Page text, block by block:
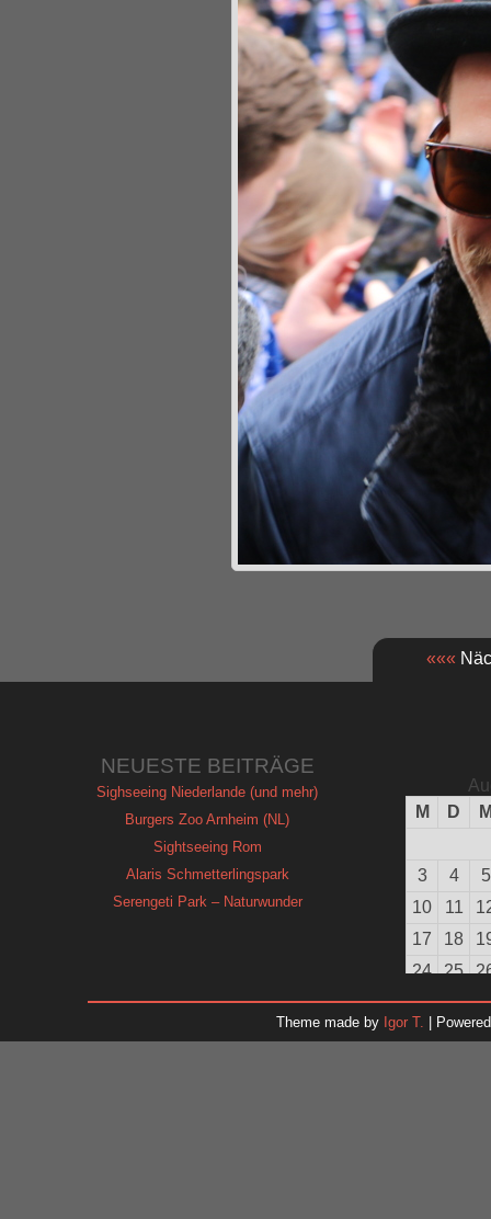
«««
NEUESTE BEITRÄGE
Sighseeing Niederlande (und mehr)
Burgers Zoo Arnheim (NL)
Sightseeing Rom
Alaris Schmetterlingspark
Serengeti Park – Naturwunder
M
D
3 4
5
10
11
17
18
24
25
31
Theme made by Igor T. |